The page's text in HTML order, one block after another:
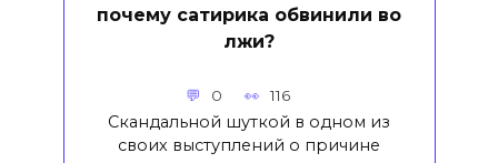
почему сатирика обвинили во
лжи?
0 116
Скандальной шуткой в одном из
своих выступлений о причине